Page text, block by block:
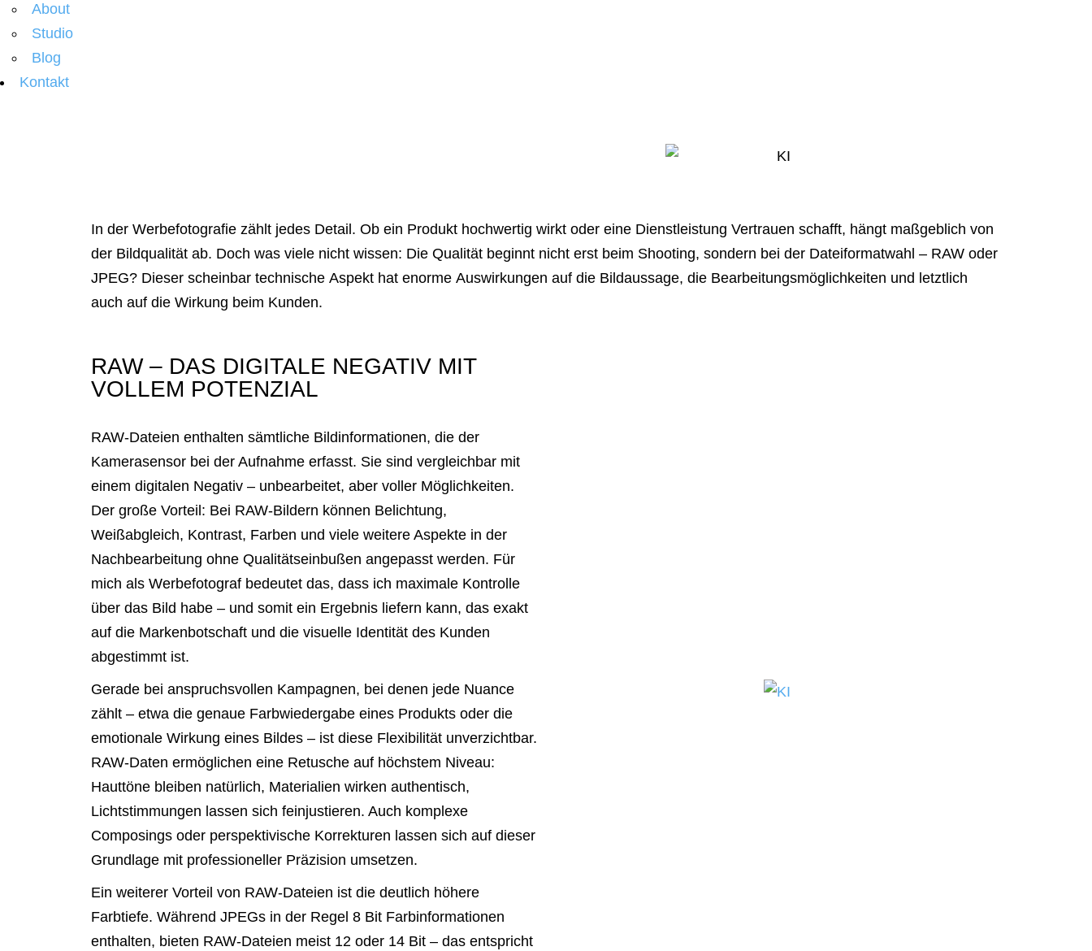
About
Studio
Blog
Kontakt
In der Werbefotografie zählt jedes Detail. Ob ein Produkt hochwertig wirkt oder eine Dienstleistung Vertrauen schafft, hängt maßgeblich von
der Bildqualität ab. Doch was viele nicht wissen: Die Qualität beginnt nicht erst beim Shooting, sondern bei der Dateiformatwahl – RAW oder
JPEG? Dieser scheinbar technische Aspekt hat enorme Auswirkungen auf die Bildaussage, die Bearbeitungsmöglichkeiten und letztlich
auch auf die Wirkung beim Kunden.
RAW – DAS DIGITALE NEGATIV MIT
VOLLEM POTENZIAL
RAW-Dateien enthalten sämtliche Bildinformationen, die der
Kamerasensor bei der Aufnahme erfasst. Sie sind vergleichbar mit
einem digitalen Negativ – unbearbeitet, aber voller Möglichkeiten.
Der große Vorteil: Bei RAW-Bildern können Belichtung,
Weißabgleich, Kontrast, Farben und viele weitere Aspekte in der
Nachbearbeitung ohne Qualitätseinbußen angepasst werden. Für
mich als Werbefotograf bedeutet das, dass ich maximale Kontrolle
über das Bild habe – und somit ein Ergebnis liefern kann, das exakt
auf die Markenbotschaft und die visuelle Identität des Kunden
abgestimmt ist.
Gerade bei anspruchsvollen Kampagnen, bei denen jede Nuance
zählt – etwa die genaue Farbwiedergabe eines Produkts oder die
emotionale Wirkung eines Bildes – ist diese Flexibilität unverzichtbar.
RAW-Daten ermöglichen eine Retusche auf höchstem Niveau:
Hauttöne bleiben natürlich, Materialien wirken authentisch,
Lichtstimmungen lassen sich feinjustieren. Auch komplexe
Composings oder perspektivische Korrekturen lassen sich auf dieser
Grundlage mit professioneller Präzision umsetzen.
Ein weiterer Vorteil von RAW-Dateien ist die deutlich höhere
Farbtiefe. Während JPEGs in der Regel 8 Bit Farbinformationen
enthalten, bieten RAW-Dateien meist 12 oder 14 Bit – das entspricht